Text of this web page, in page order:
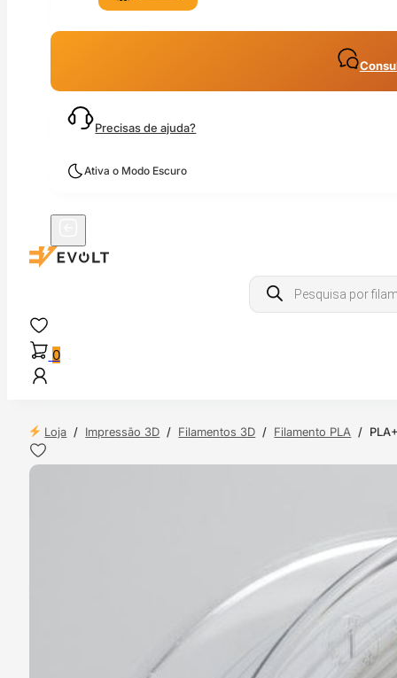
Precisas de ajuda?
Ativa o Modo Escuro
Products
search
0
Loja / Impressão 3D / Filamentos 3D / Filamento PLA /